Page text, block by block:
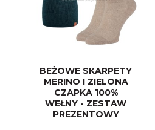
BEŻOWE SKARPETY
MERINO I ZIELONA
CZAPKA 100%
WEŁNY - ZESTAW
PREZENTOWY